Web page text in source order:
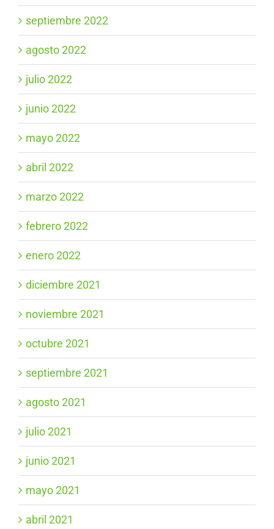
septiembre 2022
agosto 2022
julio 2022
junio 2022
mayo 2022
abril 2022
marzo 2022
febrero 2022
enero 2022
diciembre 2021
noviembre 2021
octubre 2021
septiembre 2021
agosto 2021
julio 2021
junio 2021
mayo 2021
abril 2021